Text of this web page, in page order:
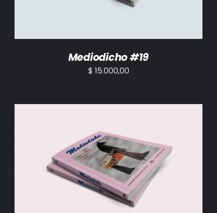
Mediodicho #19
$ 15.000,00
AÑADIR AL CARRITO / DETALLES